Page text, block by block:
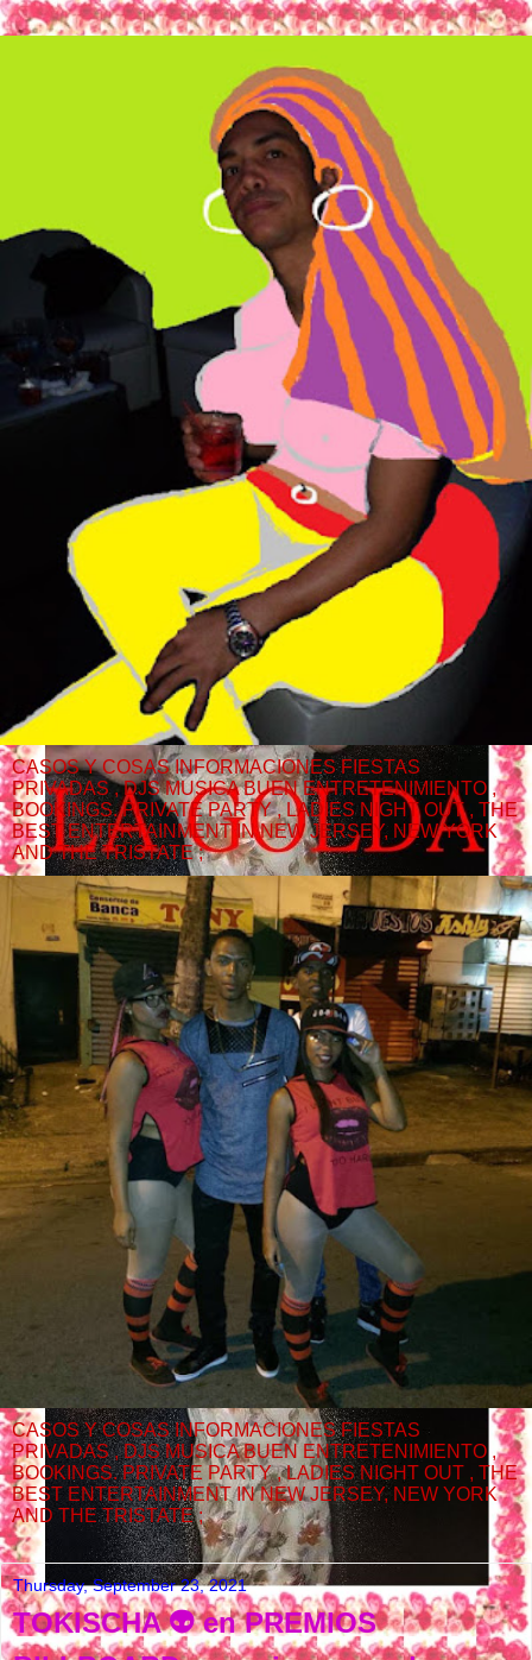
CASOS Y COSAS INFORMACIONES FIESTAS
PRIVADAS , DJS MUSICA BUEN ENTRETENIMIENTO ,
BOOKINGS. PRIVATE PARTY , LADIES NIGHT OUT , THE
BEST ENTERTAINMENT IN NEW JERSEY, NEW YORK
AND THE TRISTATE ;
CASOS Y COSAS INFORMACIONES FIESTAS
PRIVADAS , DJS MUSICA BUEN ENTRETENIMIENTO ,
BOOKINGS. PRIVATE PARTY , LADIES NIGHT OUT , THE
BEST ENTERTAINMENT IN NEW JERSEY, NEW YORK
AND THE TRISTATE ;
Thursday, September 23, 2021
TOKISCHA 👽 en PREMIOS